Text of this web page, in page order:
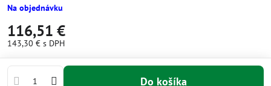
Na objednávku
116,51 €
143,30 € s DPH
Do košíka